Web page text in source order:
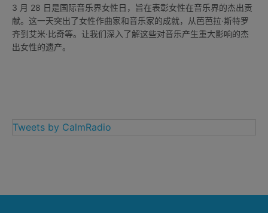
3 月 28 日是国际音乐界女性日，旨在表彰女性在音乐界的杰出贡
献。这一天突出了女性作曲家和音乐家的成就，从芭芭拉·斯特罗
齐到艾米·比奇等。让我们深入了解这些对音乐产生重大影响的杰
出女性的遗产。
Tweets by CalmRadio